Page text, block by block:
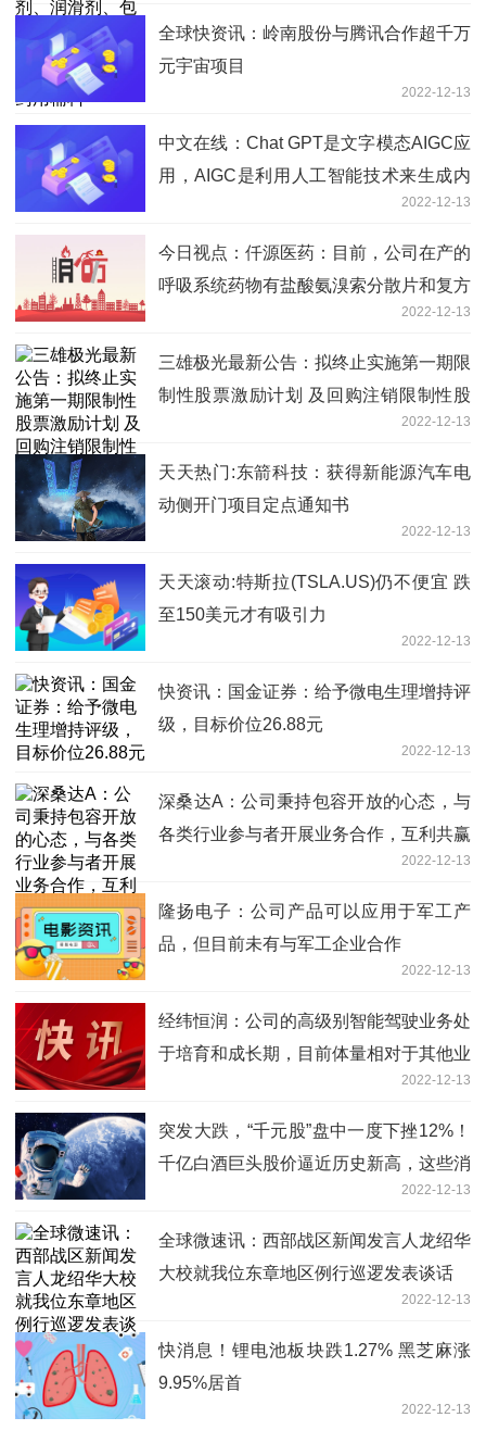
药用辅料
全球快资讯：岭南股份与腾讯合作超千万
元宇宙项目
2022-12-13
中文在线：Chat GPT是文字模态AIGC应
用，AIGC是利用人工智能技术来生成内
容，被认为是继PGC、UGC之后的新型
内容创作方式
2022-12-13
今日视点：仟源医药：目前，公司在产的
呼吸系统药物有盐酸氨溴索分散片和复方
2022-12-13
三雄极光最新公告：拟终止实施第一期限
制性股票激励计划 及回购注销限制性股
2022-12-13
天天热门:东箭科技：获得新能源汽车电
动侧开门项目定点通知书
2022-12-13
天天滚动:特斯拉(TSLA.US)仍不便宜 跌
至150美元才有吸引力
2022-12-13
快资讯：国金证券：给予微电生理增持评
级，目标价位26.88元
2022-12-13
深桑达A：公司秉持包容开放的心态，与
各类行业参与者开展业务合作，互利共赢
2022-12-13
隆扬电子：公司产品可以应用于军工产
品，但目前未有与军工企业合作
2022-12-13
经纬恒润：公司的高级别智能驾驶业务处
于培育和成长期，目前体量相对于其他业
务较小，暂未到利润大量释放阶段2022-12-13
突发大跌，“千元股”盘中一度下挫12%！
千亿白酒巨头股价逼近历史新高，这些消
2022-12-13
全球微速讯：西部战区新闻发言人龙绍华
大校就我位东章地区例行巡逻发表谈话
2022-12-13
快消息！锂电池板块跌1.27% 黑芝麻涨
9.95%居首
2022-12-13